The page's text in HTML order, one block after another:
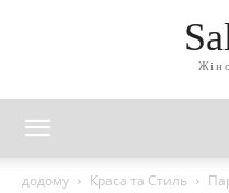
додому Краса та Стиль